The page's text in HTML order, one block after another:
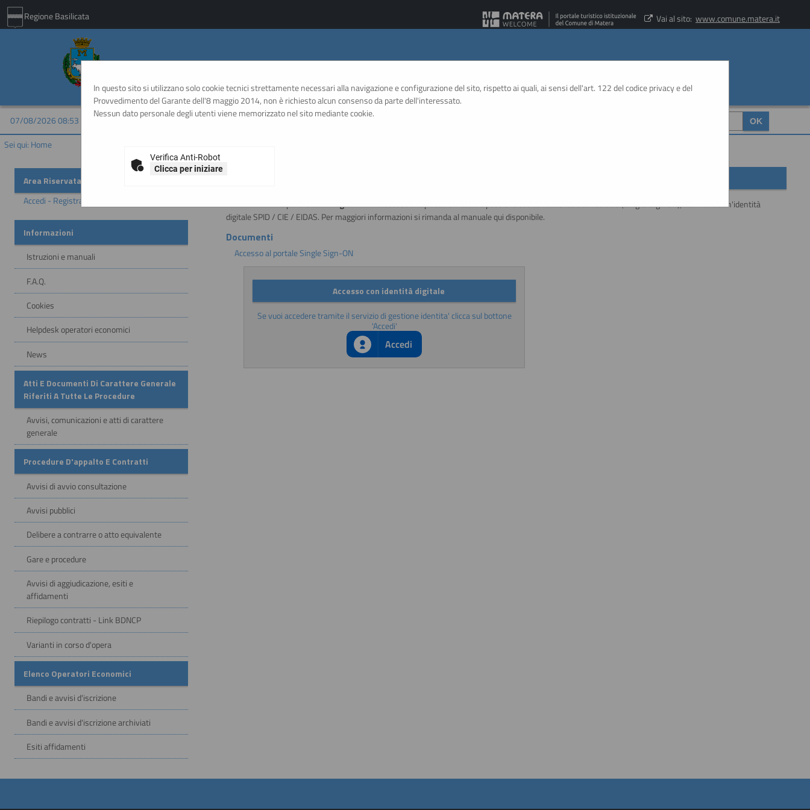
Regione Basilicata Vai al sito: www.comune.matera.it
Comune di Matera - Gare Telematiche
07/08/2026 08:53 AA GRAFICATESTO
Sei qui: Home
In questo sito si utilizzano solo cookie tecnici strettamente necessari alla navigazione e configurazione del sito, rispetto ai quali, ai sensi dell'art. 122 del codice privacy e del
Provvedimento del Garante dell'8 maggio 2014, non è richiesto alcun consenso da parte dell'interessato.
Nessun dato personale degli utenti viene memorizzato nel sito mediante cookie.
Verifica Anti-Robot
Clicca per iniziare
Area Riservata
Accedi - Registrati
Informazioni
Istruzioni e manuali
F.A.Q.
Cookies
Helpdesk operatori economici
News
Atti E Documenti Di Carattere Generale
Riferiti A Tutte Le Procedure
Avvisi, comunicazioni e atti di carattere
generale
Procedure D'appalto E Contratti
Avvisi di avvio consultazione
Avvisi pubblici
Delibere a contrarre o atto equivalente
Gare e procedure
Avvisi di aggiudicazione, esiti e
affidamenti
Riepilogo contratti - Link BDNCP
Varianti in corso d'opera
Elenco Operatori Economici
Bandi e avvisi d'iscrizione
Bandi e avvisi d'iscrizione archiviati
Esiti affidamenti
ATTENZIONE:a partire dal1 Luglio 2026l'accesso alla piattaforma sarà possibile esclusivamente tramite SSO (Single-Sign ON), utilizzando un'identità
digitale SPID / CIE / EIDAS. Per maggiori informazioni si rimanda al manuale qui disponibile.
Documenti
Accesso al portale Single Sign-ON
Accesso con identità digitale
Se vuoi accedere tramite il servizio di gestione identita' clicca sul bottone
'Accedi'
Accedi